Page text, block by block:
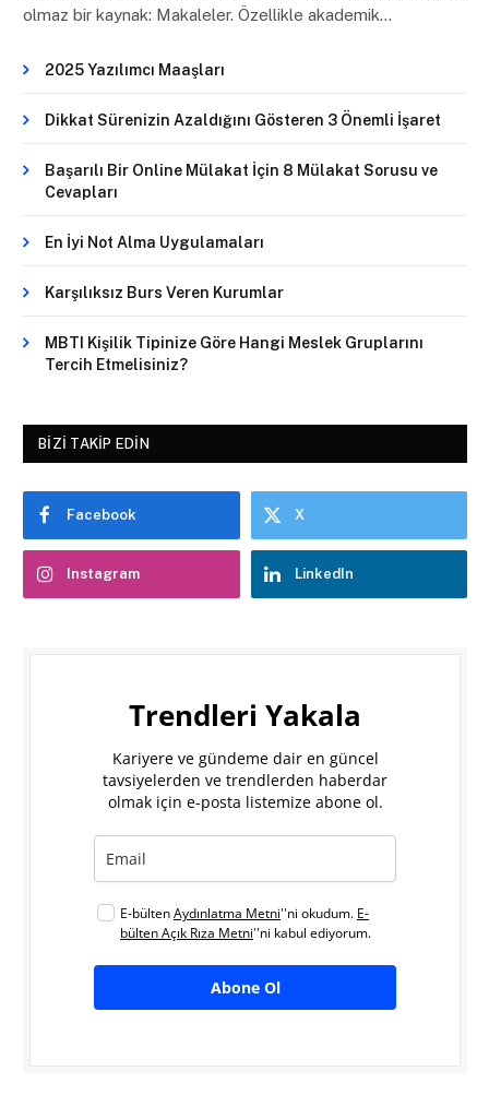
olmaz bir kaynak: Makaleler. Özellikle akademik…
2025 Yazılımcı Maaşları
Dikkat Sürenizin Azaldığını Gösteren 3 Önemli İşaret
Başarılı Bir Online Mülakat İçin 8 Mülakat Sorusu ve
Cevapları
En İyi Not Alma Uygulamaları
Karşılıksız Burs Veren Kurumlar
MBTI Kişilik Tipinize Göre Hangi Meslek Gruplarını
Tercih Etmelisiniz?
BIZI TAKIP EDIN
Facebook X
Instagram LinkedIn
Trendleri Yakala
Kariyere ve gündeme dair en güncel
tavsiyelerden ve trendlerden haberdar
olmak için e-posta listemize abone ol.
E-bültenAydınlatma Metni''ni okudum. E-
bülten Açık Rıza Metni''ni kabul ediyorum.
Abone Ol